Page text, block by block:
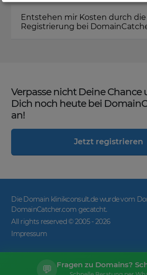
Entstehen mir Kosten durch die
Registrierung bei
Verpasse nicht Deine Chance
Dich noch heute bei
an!
Jetzt registrieren
Die Domain klinikconsult.de wurde vom
DomainCatcher.com gecatcht.
All rights reserved © 2005 -2026
Impressum
💬 Fragen zu Domains?